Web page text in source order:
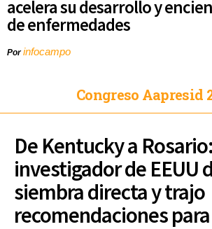
acelera su desarrollo y
de enfermedades
Porinfocampo
Congreso Aapresid
De Kentucky a
investigador de EEUU
siembra directa y trajo
recomendaciones